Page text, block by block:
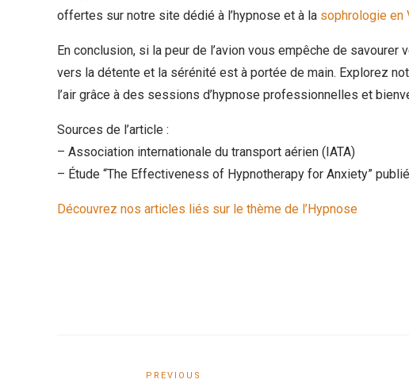
offertes sur notre site dédié à l’hypnose et à la sophrologie en
En conclusion, si la peur de l’avion vous empêche de
vers la détente et la sérénité est à portée de main. Explorez
l’air grâce à des sessions d’hypnose professionnelles et
Sources de l’article :
– Association internationale du transport aérien (IATA)
– Étude “The Effectiveness of Hypnotherapy for Anxiety”
Découvrez nos articles liés sur le thème de l’Hypnose
PREVIOUS